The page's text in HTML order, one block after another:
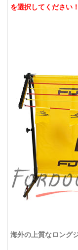
を選択してください！
海外の上質なロング